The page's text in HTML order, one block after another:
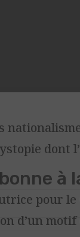
dont
pour
d’un motif
à